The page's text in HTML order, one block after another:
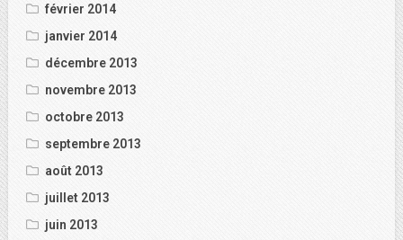
février 2014
janvier 2014
décembre 2013
novembre 2013
octobre 2013
septembre 2013
août 2013
juillet 2013
juin 2013